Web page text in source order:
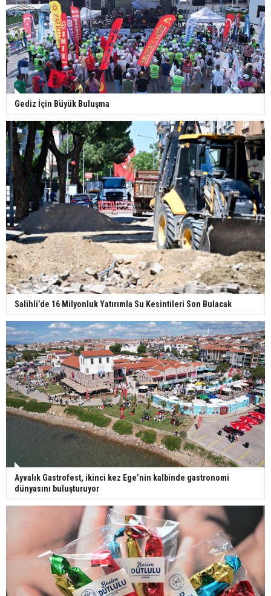
Gediz İçin Büyük Buluşma
Salihli’de 16 Milyonluk Yatırımla Su Kesintileri Son Bulacak
Ayvalık Gastrofest, ikinci kez Ege’nin kalbinde gastronomi
dünyasını buluşturuyor